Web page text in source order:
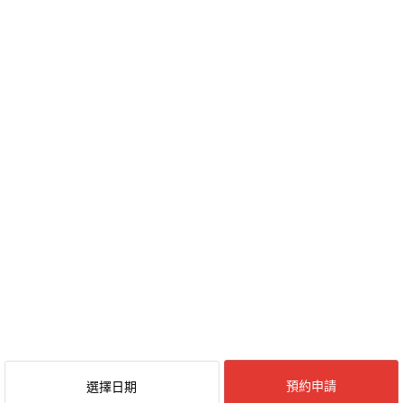
選擇日期 預約申請